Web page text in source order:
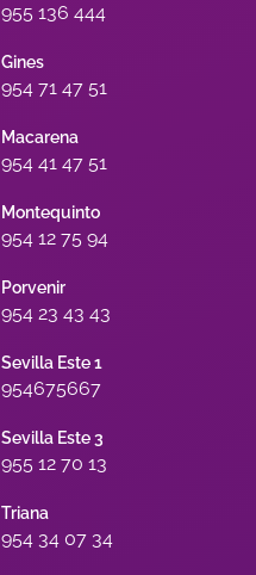
955 136 444
Gines
954 71 47 51
Macarena
954 41 47 51
Montequinto
954 12 75 94
Porvenir
954 23 43 43
Sevilla Este 1
954675667
Sevilla Este 3
955 12 70 13
Triana
954 34 07 34